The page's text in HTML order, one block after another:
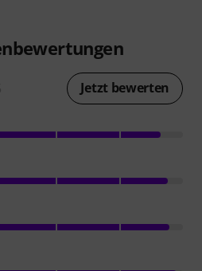
Jetzt bewerten